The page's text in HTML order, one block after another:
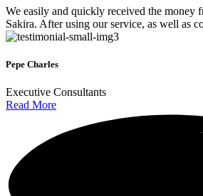
We easily and quickly received the money
Sakira. After using our service, as well as
Pepe Charles
Executive Consultants
Read More